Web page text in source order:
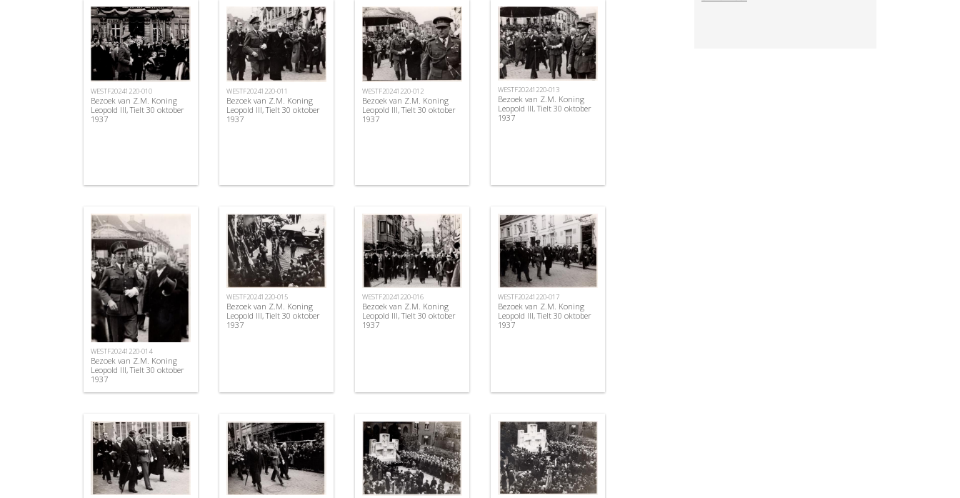
WESTF20241220-010
Bezoek van Z.M. Koning
Leopold III, Tielt 30 oktober
1937
WESTF20241220-011
Bezoek van Z.M. Koning
Leopold III, Tielt 30 oktober
1937
WESTF20241220-012
Bezoek van Z.M. Koning
Leopold III, Tielt 30 oktober
1937
WESTF20241220-013
Bezoek van Z.M. Koning
Leopold III, Tielt 30 oktober
1937
WESTF20241220-014
Bezoek van Z.M. Koning
Leopold III, Tielt 30 oktober
1937
WESTF20241220-015
Bezoek van Z.M. Koning
Leopold III, Tielt 30 oktober
1937
WESTF20241220-016
Bezoek van Z.M. Koning
Leopold III, Tielt 30 oktober
1937
WESTF20241220-017
Bezoek van Z.M. Koning
Leopold III, Tielt 30 oktober
1937